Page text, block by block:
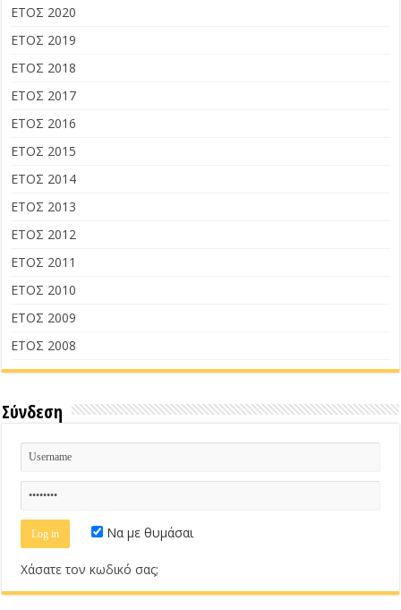
ΕΤΟΣ 2020
ΕΤΟΣ 2019
ΕΤΟΣ 2018
ΕΤΟΣ 2017
ΕΤΟΣ 2016
ΕΤΟΣ 2015
ΕΤΟΣ 2014
ΕΤΟΣ 2013
ΕΤΟΣ 2012
ΕΤΟΣ 2011
ΕΤΟΣ 2010
ΕΤΟΣ 2009
ΕΤΟΣ 2008
Σύνδεση
Να με θυμάσαι
Χάσατε τον κωδικό σας;